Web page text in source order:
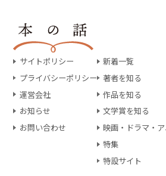
サイトポリシー
プライバシーポリシー
運営会社
お知らせ
お問い合わせ
新着一覧
著者を知る
作品を知る
文学賞を知る
映画・ドラマ・
特集
特設サイト